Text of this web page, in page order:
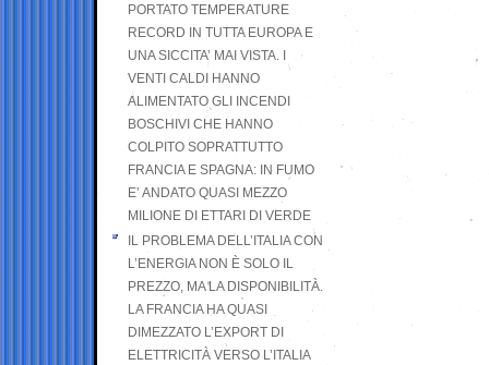
PORTATO TEMPERATURE
RECORD IN TUTTA EUROPA E
UNA SICCITA’ MAI VISTA. I
VENTI CALDI HANNO
ALIMENTATO GLI INCENDI
BOSCHIVI CHE HANNO
COLPITO SOPRATTUTTO
FRANCIA E SPAGNA: IN FUMO
E’ ANDATO QUASI MEZZO
MILIONE DI ETTARI DI VERDE
IL PROBLEMA DELL’ITALIA CON
L’ENERGIA NON È SOLO IL
PREZZO, MA LA DISPONIBILITÀ.
LA FRANCIA HA QUASI
DIMEZZATO L’EXPORT DI
ELETTRICITÀ VERSO L’ITALIA